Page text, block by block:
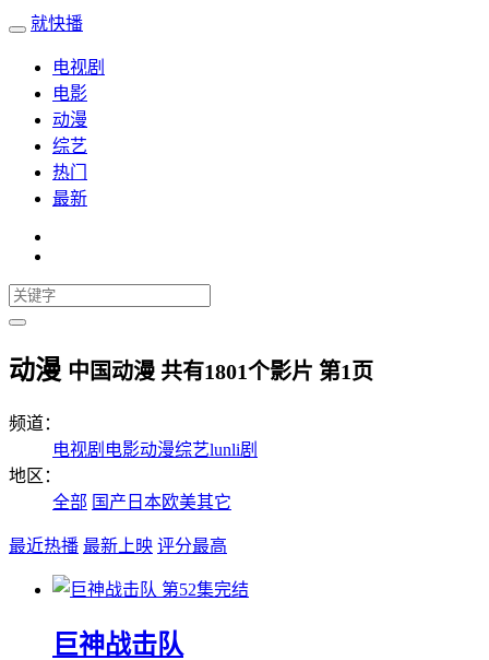
就快播
电视剧
电影
动漫
综艺
热门
最新
动漫 中国动漫 共有1801个影片 第1 页
频道：
电视剧 电影动漫综艺lunli剧
地区：
全部 国产 日本欧美其它
最近热播 最新上映 评分最高
第52集完结
巨神战击队